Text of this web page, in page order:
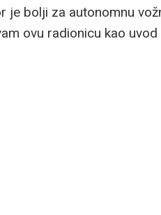
je bolji za autonomnu
ovu radionicu kao